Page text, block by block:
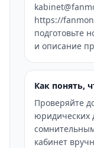
https://
подготовьте
и описание
Как понять,
Проверяйте
юридических
кабинет